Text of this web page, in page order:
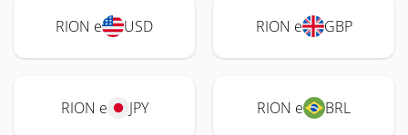
RION e USD RION e GBP
RION e JPY RION e BRL